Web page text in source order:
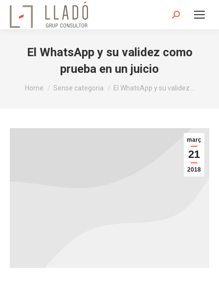
Search:
El WhatsApp y su validez como
prueba en un juicio
You are here:
Home Sense categoria El WhatsApp y su validez…
març
21
2018